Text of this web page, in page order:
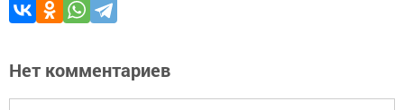
Нет комментариев